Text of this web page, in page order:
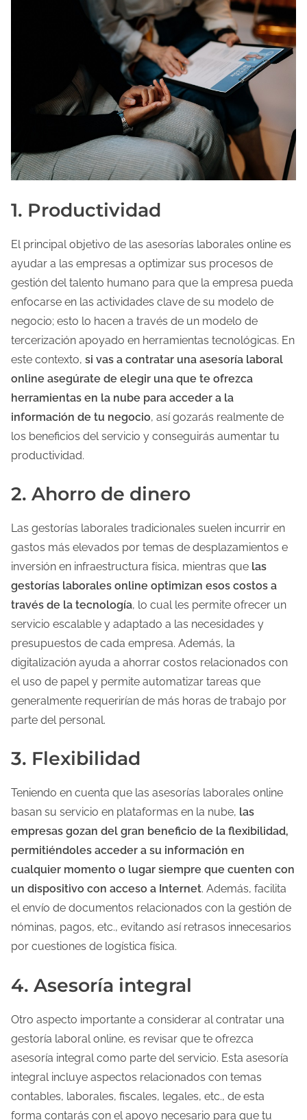
1. Productividad
El principal objetivo de las asesorías laborales online es
ayudar a las empresas a optimizar sus procesos de
gestión del talento humano para que la empresa pueda
enfocarse en las actividades clave de su modelo de
negocio; esto lo hacen a través de un modelo de
tercerización apoyado en herramientas tecnológicas. En
este contexto, si vas a contratar una asesoría laboral
online asegúrate de elegir una que te ofrezca
herramientas en la nube para acceder a la
información de tu negocio, así gozarás realmente de
los beneficios del servicio y conseguirás aumentar tu
productividad.
2. Ahorro de dinero
Las gestorías laborales tradicionales suelen incurrir en
gastos más elevados por temas de desplazamientos e
inversión en infraestructura física, mientras que las
gestorías laborales online optimizan esos costos a
través de la tecnología, lo cual les permite ofrecer un
servicio escalable y adaptado a las necesidades y
presupuestos de cada empresa. Además, la
digitalización ayuda a ahorrar costos relacionados con
el uso de papel y permite automatizar tareas que
generalmente requerirían de más horas de trabajo por
parte del personal.
3. Flexibilidad
Teniendo en cuenta que las asesorías laborales online
basan su servicio en plataformas en la nube, las
empresas gozan del gran beneficio de la flexibilidad,
permitiéndoles acceder a su información en
cualquier momento o lugar siempre que cuenten con
un dispositivo con acceso a Internet. Además, facilita
el envío de documentos relacionados con la gestión de
nóminas, pagos, etc., evitando así retrasos innecesarios
por cuestiones de logística física.
4. Asesoría integral
Otro aspecto importante a considerar al contratar una
gestoría laboral online, es revisar que te ofrezca
asesoría integral como parte del servicio. Esta asesoría
integral incluye aspectos relacionados con temas
contables, laborales, fiscales, legales, etc., de esta
forma contarás con el apoyo necesario para que tu